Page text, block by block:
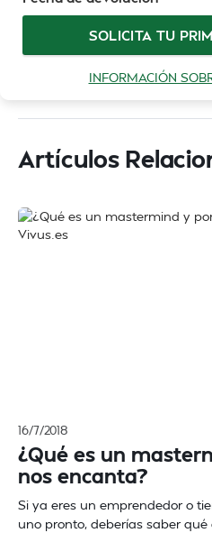
SOLICITA TU
INFORMACIÓN
Artículos
16/7/2018
¿Qué es un
nos encanta?
Si ya eres un emprendedor o
uno pronto, deberías saber